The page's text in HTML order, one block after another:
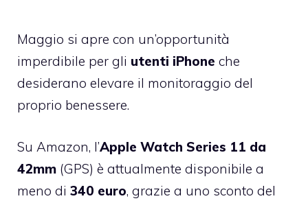
Maggio si apre con un’opportunità
imperdibile per gli utenti iPhone che
desiderano elevare il monitoraggio del
proprio benessere.
Su Amazon, l’Apple Watch Series 11 da
42mm (GPS) è attualmente disponibile a
meno di 340 euro, grazie a uno sconto del